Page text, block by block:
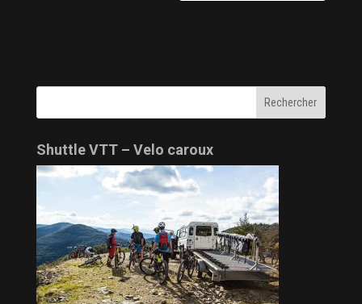
Shuttle VTT – Velo caroux